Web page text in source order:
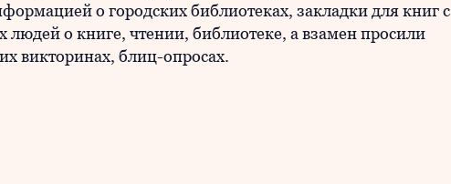
о городских библиотеках, закладки для книг с
о книге, чтении, библиотеке, а взамен просили
викторинах, блиц-опросах.